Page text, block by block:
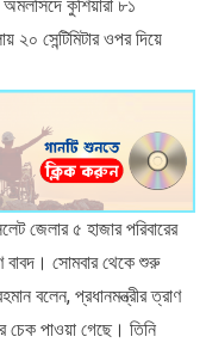
অমলসিদে কুশিয়ারা ৮১
২০ সেন্টিমিটার ওপর দিয়ে
জেলার ৫ হাজার পরিবারের
বাবদ। সোমবার থেকে শুরু
বলেন, প্রধানমন্ত্রীর ত্রাণ
চেক পাওয়া গেছে। তিনি